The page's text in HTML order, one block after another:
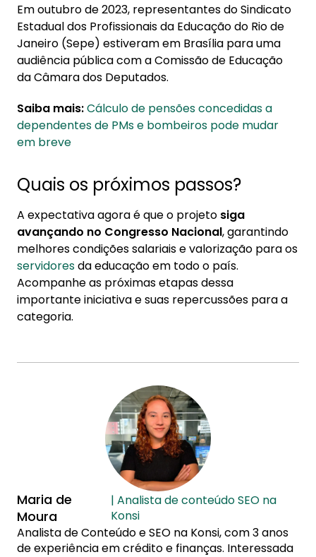
Em outubro de 2023, representantes do Sindicato
Estadual dos Profissionais da Educação do Rio de
Janeiro (Sepe) estiveram em Brasília para uma
audiência pública com a Comissão de Educação
da Câmara dos Deputados.
Saiba mais:Cálculo de pensões concedidas a
dependentes de PMs e bombeiros pode mudar
em breve
Quais os próximos passos?
A expectativa agora é que o projeto siga
avançando no Congresso Nacional, garantindo
melhores condições salariais e valorização para os
servidoresda educação em todo o país.
Acompanhe as próximas etapas dessa
importante iniciativa e suas repercussões para a
categoria.
Maria de
Moura
| Analista de conteúdo SEO na
Konsi
Analista de Conteúdo e SEO na Konsi, com 3 anos
de experiência em crédito e finanças. Interessada